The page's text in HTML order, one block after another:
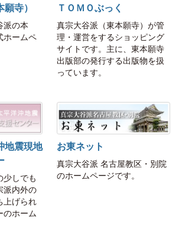
寺）
派の本
ホームペ
ＴＯＭＯぶっく
真宗大谷派（東本願寺）が管
理・運営をするショッピング
サイトです。主に、東本願寺
出版部の発行する出版物を扱
っています。
地震現地
少しでも
派内外の
上げられ
のホーム
お東ネット
真宗大谷派 名古屋教区・別院
のホームページです。